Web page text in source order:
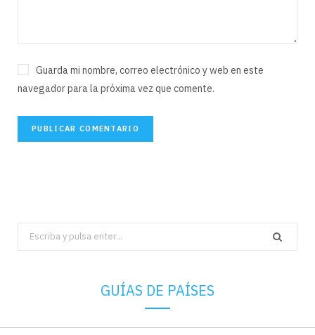
Guarda mi nombre, correo electrónico y web en este
navegador para la próxima vez que comente.
Search
for:
GUÍAS DE PAÍSES